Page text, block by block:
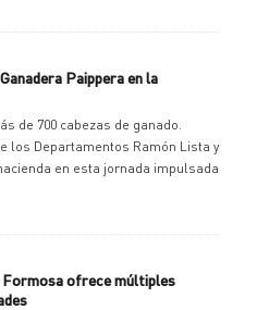
Paippera en la
de 700 cabezas de ganado.
los Departamentos Ramón Lista y
en esta jornada impulsada
Formosa ofrece múltiples